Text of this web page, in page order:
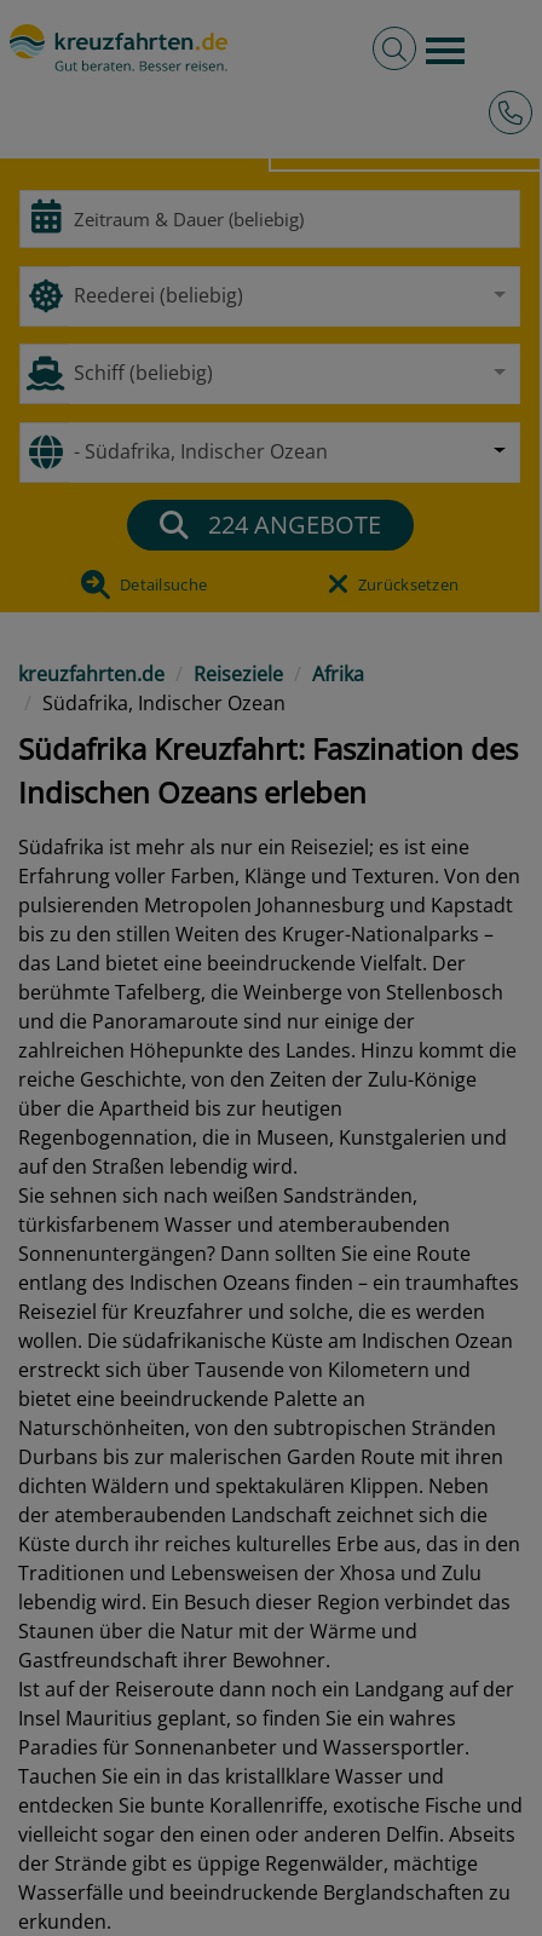
Burger
Volltextsuche
Reederei (beliebig)
Schiff (beliebig)
- Südafrika, Indischer Ozean
224ANGEBOTE
Detailsuche Zurücksetzen
kreuzfahrten.de Reiseziele
Afrika
Südafrika, Indischer Ozean
Südafrika Kreuzfahrt: Faszination des
Indischen Ozeans erleben
Südafrika ist mehr als nur ein Reiseziel; es ist eine
Erfahrung voller Farben, Klänge und Texturen. Von den
pulsierenden Metropolen Johannesburg und Kapstadt
bis zu den stillen Weiten des Kruger-Nationalparks –
das Land bietet eine beeindruckende Vielfalt. Der
berühmte Tafelberg, die Weinberge von Stellenbosch
und die Panoramaroute sind nur einige der
zahlreichen Höhepunkte des Landes. Hinzu kommt die
reiche Geschichte, von den Zeiten der Zulu-Könige
über die Apartheid bis zur heutigen
Regenbogennation, die in Museen, Kunstgalerien und
auf den Straßen lebendig wird.
Sie sehnen sich nach weißen Sandstränden,
türkisfarbenem Wasser und atemberaubenden
Sonnenuntergängen? Dann sollten Sie eine Route
entlang des Indischen Ozeans finden – ein traumhaftes
Reiseziel für Kreuzfahrer und solche, die es werden
wollen. Die südafrikanische Küste am Indischen Ozean
erstreckt sich über Tausende von Kilometern und
bietet eine beeindruckende Palette an
Naturschönheiten, von den subtropischen Stränden
Durbans bis zur malerischen Garden Route mit ihren
dichten Wäldern und spektakulären Klippen. Neben
der atemberaubenden Landschaft zeichnet sich die
Küste durch ihr reiches kulturelles Erbe aus, das in den
Traditionen und Lebensweisen der Xhosa und Zulu
lebendig wird. Ein Besuch dieser Region verbindet das
Staunen über die Natur mit der Wärme und
Gastfreundschaft ihrer Bewohner.
Ist auf der Reiseroute dann noch ein Landgang auf der
Insel Mauritius geplant, so finden Sie ein wahres
Paradies für Sonnenanbeter und Wassersportler.
Tauchen Sie ein in das kristallklare Wasser und
entdecken Sie bunte Korallenriffe, exotische Fische und
vielleicht sogar den einen oder anderen Delfin. Abseits
der Strände gibt es üppige Regenwälder, mächtige
Wasserfälle und beeindruckende Berglandschaften zu
erkunden.